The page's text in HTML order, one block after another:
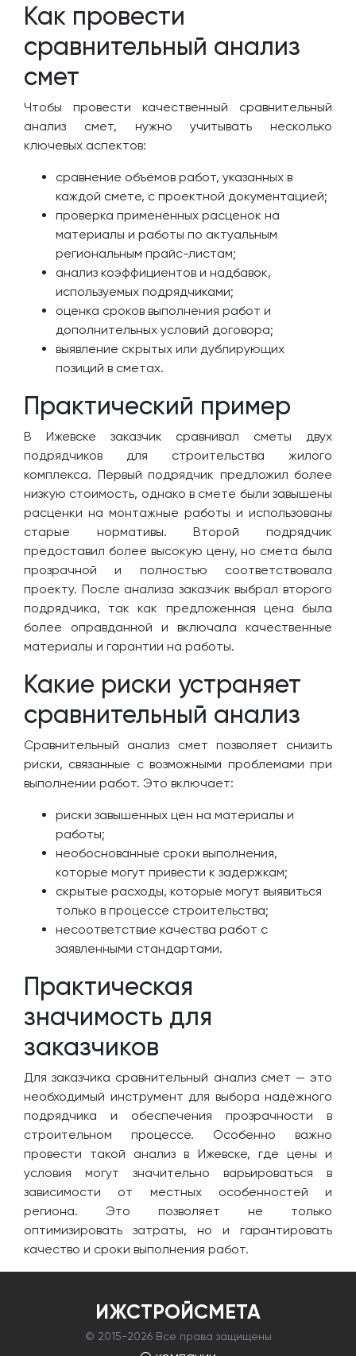
Как провести
сравнительный анализ
смет
Чтобы провести качественный сравнительный
анализ смет, нужно учитывать несколько
ключевых аспектов:
сравнение объёмов работ, указанных в
каждой смете, с проектной документацией;
проверка применённых расценок на
материалы и работы по актуальным
региональным прайс-листам;
анализ коэффициентов и надбавок,
используемых подрядчиками;
оценка сроков выполнения работ и
дополнительных условий договора;
выявление скрытых или дублирующих
позиций в сметах.
Практический пример
В Ижевске заказчик сравнивал сметы двух
подрядчиков для строительства жилого
комплекса. Первый подрядчик предложил более
низкую стоимость, однако в смете были завышены
расценки на монтажные работы и использованы
старые нормативы. Второй подрядчик
предоставил более высокую цену, но смета была
прозрачной и полностью соответствовала
проекту. После анализа заказчик выбрал второго
подрядчика, так как предложенная цена была
более оправданной и включала качественные
материалы и гарантии на работы.
Какие риски устраняет
сравнительный анализ
Сравнительный анализ смет позволяет снизить
риски, связанные с возможными проблемами при
выполнении работ. Это включает:
риски завышенных цен на материалы и
работы;
необоснованные сроки выполнения,
которые могут привести к задержкам;
скрытые расходы, которые могут выявиться
только в процессе строительства;
несоответствие качества работ с
заявленными стандартами.
Практическая
значимость для
заказчиков
Для заказчика сравнительный анализ смет — это
необходимый инструмент для выбора надёжного
подрядчика и обеспечения прозрачности в
строительном процессе. Особенно важно
провести такой анализ в Ижевске, где цены и
условия могут значительно варьироваться в
зависимости от местных особенностей и
региона. Это позволяет не только
оптимизировать затраты, но и гарантировать
качество и сроки выполнения работ.
ИЖСТРОЙСМЕТА
© 2015-2026 Все права защищены